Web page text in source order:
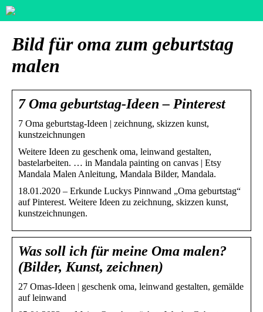
Bild für oma zum geburtstag
malen
7 Oma geburtstag-Ideen – Pinterest
7 Oma geburtstag-Ideen | zeichnung, skizzen kunst,
kunstzeichnungen
Weitere Ideen zu geschenk oma, leinwand gestalten,
bastelarbeiten. … in Mandala painting on canvas | Etsy
Mandala Malen Anleitung, Mandala Bilder, Mandala.
18.01.2020 – Erkunde Luckys Pinnwand „Oma geburtstag“
auf Pinterest. Weitere Ideen zu zeichnung, skizzen kunst,
kunstzeichnungen.
Was soll ich für meine Oma malen?
(Bilder, Kunst, zeichnen)
27 Omas-Ideen | geschenk oma, leinwand gestalten, gemälde
auf leinwand